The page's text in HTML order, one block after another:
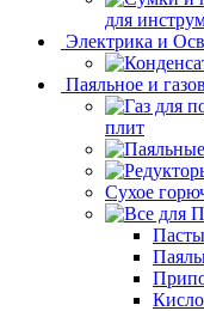
для
Электрика и
Паяльное и
плит
Сухое